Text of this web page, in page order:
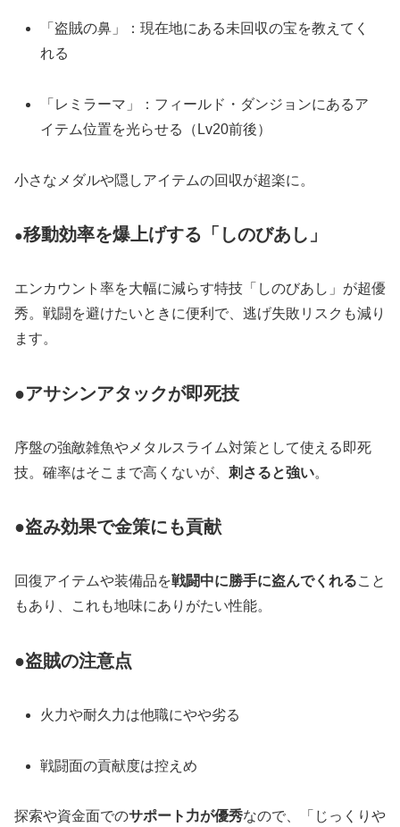
「盗賊の鼻」：現在地にある未回収の宝を教えてく
れる
「レミラーマ」：フィールド・ダンジョンにあるア
イテム位置を光らせる（Lv20前後）
小さなメダルや隠しアイテムの回収が超楽に。
●移動効率を爆上げする「しのびあし」
エンカウント率を大幅に減らす特技「しのびあし」が超優
秀。戦闘を避けたいときに便利で、逃げ失敗リスクも減り
ます。
●アサシンアタックが即死技
序盤の強敵雑魚やメタルスライム対策として使える即死
技。確率はそこまで高くないが、 刺さると強い。
●盗み効果で金策にも貢献
回復アイテムや装備品を戦闘中に勝手に盗んでくれること
もあり、これも地味にありがたい性能。
●盗賊の注意点
火力や耐久力は他職にやや劣る
戦闘面の貢献度は控えめ
探索や資金面でのサポート力が優秀なので、「じっくりや